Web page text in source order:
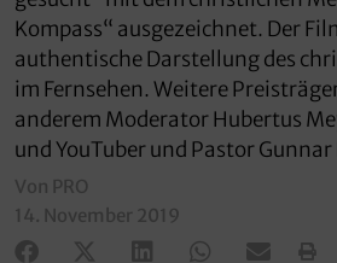
Kompass“ ausgezeichnet. Der
authentische Darstellung des
im Fernsehen. Weitere
anderem Moderator Hubertus
und YouTuber und Pastor Gunnar
Von PRO
14. November 2019